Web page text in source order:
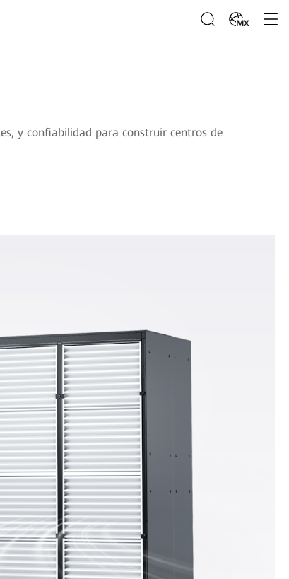
MX
y confiabilidad para construir centros de